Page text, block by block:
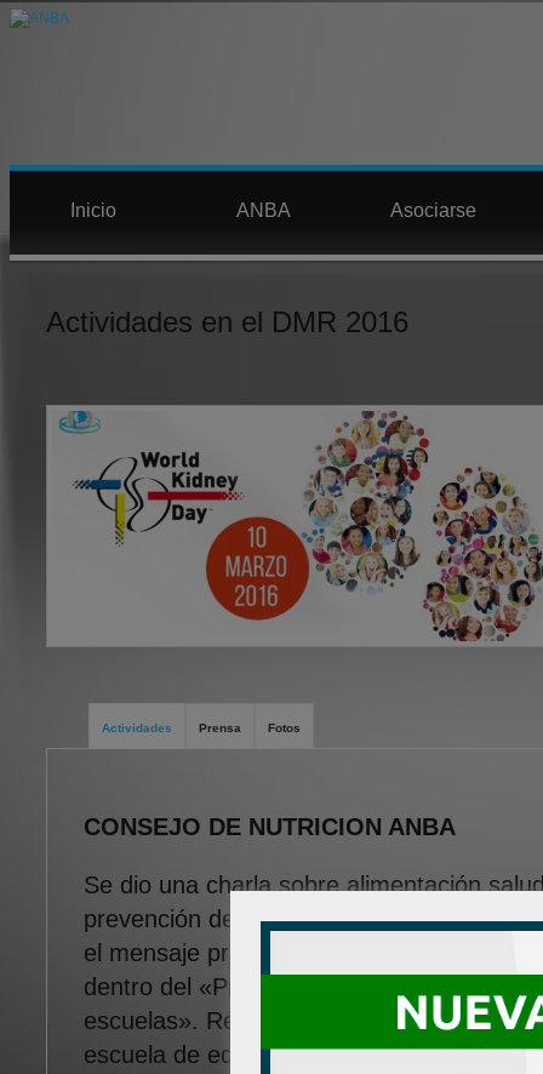
Inicio ANBA Asociarse
Actividades en el DMR 2016
Actividades Prensa Fotos
CONSEJO DE NUTRICION ANBA
Se dio una charla sobre alimentación
prevención del SUH y dirigida a los niños
el mensaje principal del WKD 2016. Esta
dentro del «Programa de Alimentación
escuelas». Realizamos educación
escuela de educación pública en donde